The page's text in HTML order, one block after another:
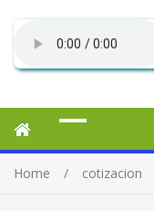
Home cotizacion